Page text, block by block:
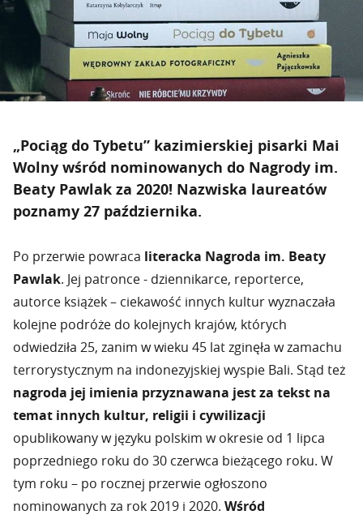
„Pociąg do Tybetu” kazimierskiej pisarki Mai
Wolny wśród nominowanych do Nagrody im.
Beaty Pawlak za 2020! Nazwiska laureatów
poznamy 27 października.
Po przerwie powraca literacka Nagroda im. Beaty
Pawlak. Jej patronce - dziennikarce, reporterce,
autorce książek – ciekawość innych kultur wyznaczała
kolejne podróże do kolejnych krajów, których
odwiedziła 25, zanim w wieku 45 lat zginęła w zamachu
terrorystycznym na indonezyjskiej wyspie Bali. Stąd też
nagroda jej imienia przyznawana jest za tekst na
temat innych kultur, religii i cywilizacji
opublikowany w języku polskim w okresie od 1 lipca
poprzedniego roku do 30 czerwca bieżącego roku. W
tym roku – po rocznej przerwie ogłoszono
nominowanych za rok 2019 i 2020. Wśród